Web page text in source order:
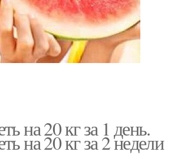
на 20 кг за 1 день.
на 20 кг за 2 недели